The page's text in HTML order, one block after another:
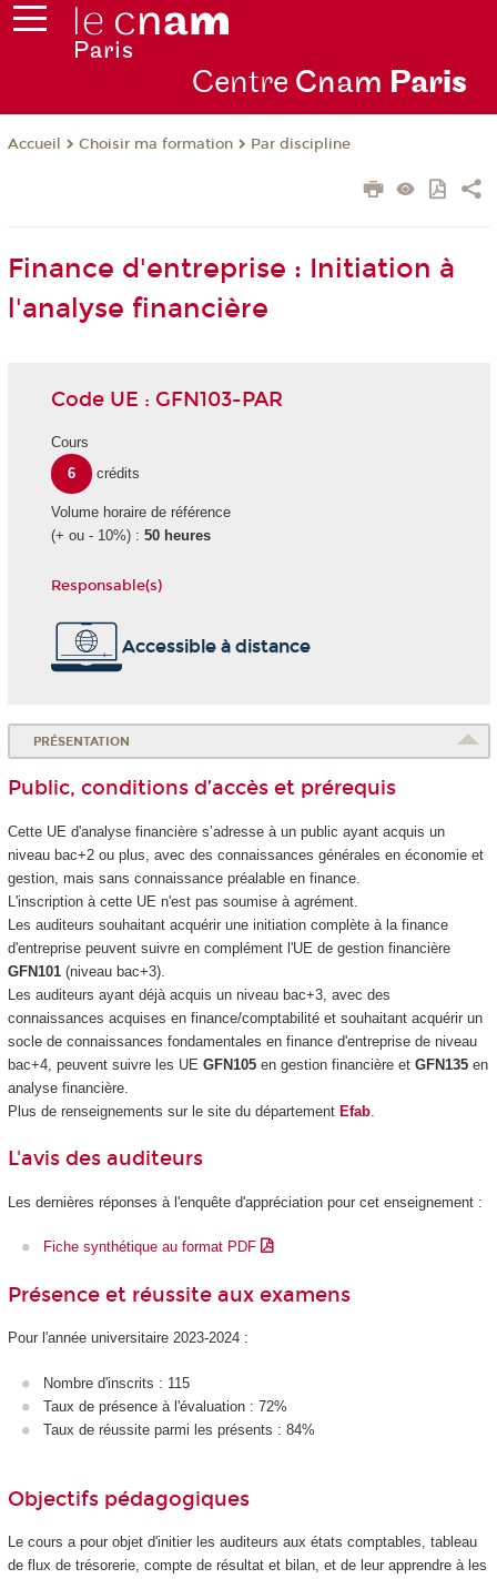
Centre Cnam Paris
Accueil Choisir ma formation Par discipline
Finance d'entreprise : Initiation à
l'analyse financière
Code UE : GFN103-PAR
Cours
6
crédits
Volume horaire de référence
(+ ou - 10%) : 50 heures
Responsable(s)
Accessible à distance
PRÉSENTATION
Public, conditions d’accès et prérequis
Cette UE d'analyse financière s’adresse à un public ayant acquis un
niveau bac+2 ou plus, avec des connaissances générales en économie et
gestion, mais sans connaissance préalable en finance.
L'inscription à cette UE n'est pas soumise à agrément.
Les auditeurs souhaitant acquérir une initiation complète à la finance
d'entreprise peuvent suivre en complément l'UE de gestion financière
GFN101(niveau bac+3).
Les auditeurs ayant déjà acquis un niveau bac+3, avec des
connaissances acquises en finance/comptabilité et souhaitant acquérir un
socle de connaissances fondamentales en finance d'entreprise de niveau
bac+4, peuvent suivre les UE GFN105 en gestion financière et GFN135en
analyse financière.
Plus de renseignements sur le site du département Efab.
L'avis des auditeurs
Les dernières réponses à l'enquête d'appréciation pour cet enseignement :
Fiche synthétique au format PDF
Présence et réussite aux examens
Pour l'année universitaire 2023-2024 :
Nombre d'inscrits : 115
Taux de présence à l'évaluation : 72%
Taux de réussite parmi les présents : 84%
Objectifs pédagogiques
Le cours a pour objet d'initier les auditeurs aux états comptables, tableau
de flux de trésorerie, compte de résultat et bilan, et de leur apprendre à les